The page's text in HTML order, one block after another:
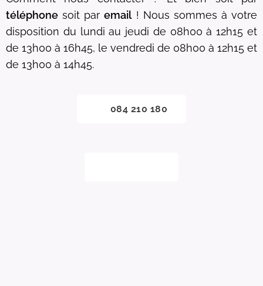
téléphone soit paremail! Nous sommes à votre
disposition du lundi au jeudi de 08h00 à 12h15 et
de 13h00 à 16h45, le vendredi de 08h00 à 12h15 et
de 13h00 à 14h45.
📞 084 210 180